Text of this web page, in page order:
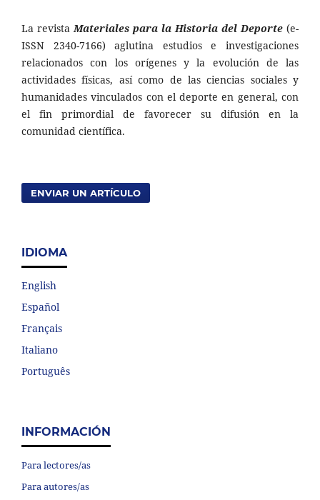
La revista Materiales para la Historia del Deporte (e-
ISSN 2340-7166) aglutina estudios e investigaciones
relacionados con los orígenes y la evolución de las
actividades físicas, así como de las ciencias sociales y
humanidades vinculados con el deporte en general, con
el fin primordial de favorecer su difusión en la
comunidad científica.
ENVIAR UN ARTÍCULO
IDIOMA
English
Español
Français
Italiano
Português
INFORMACIÓN
Para lectores/as
Para autores/as